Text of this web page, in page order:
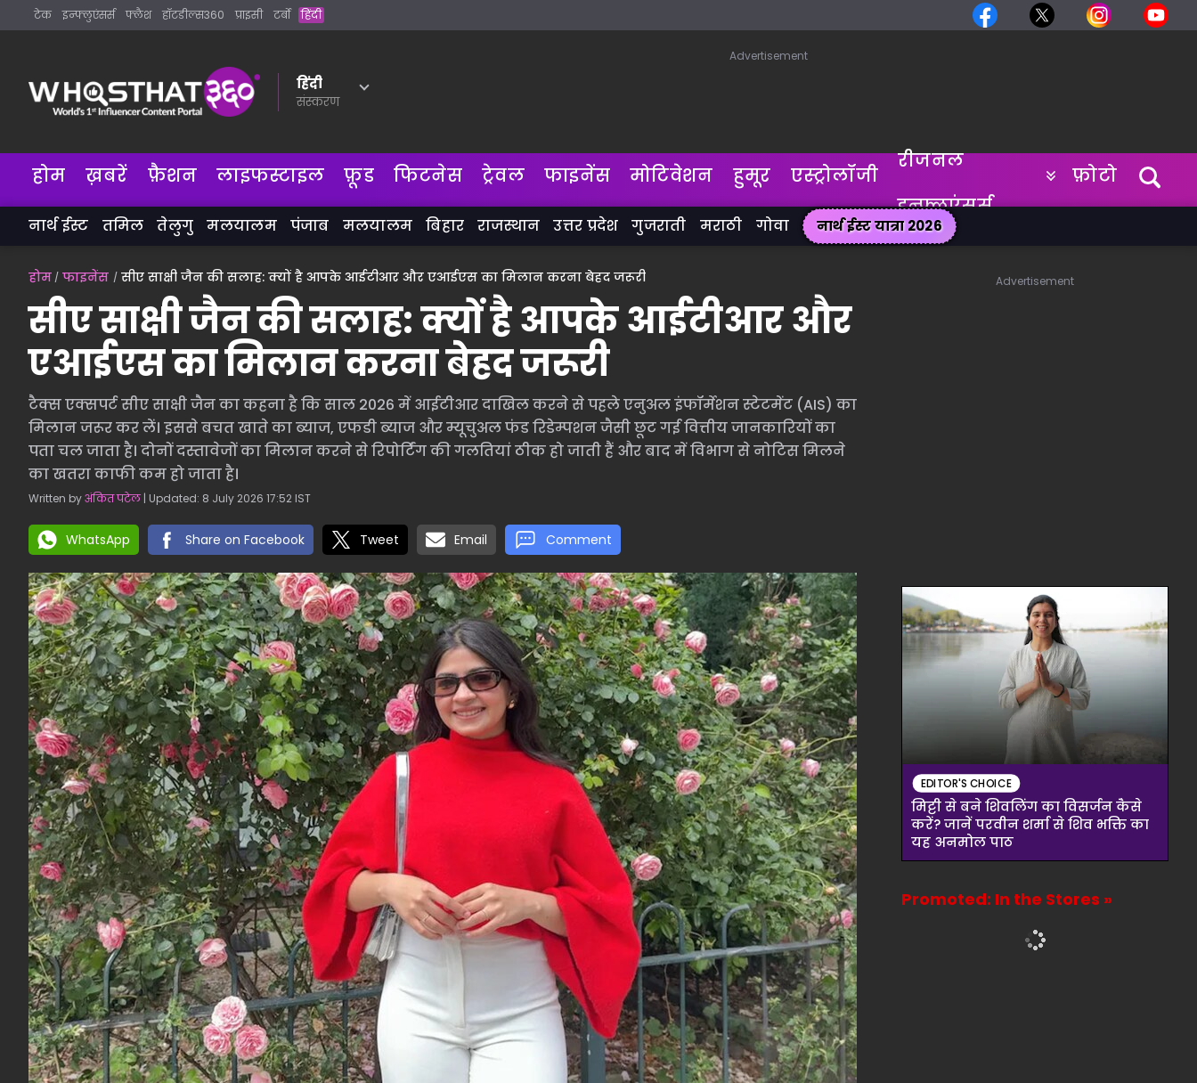
टेक इन्फ्लुएंसर्स फ्लैश हॉटडील्स360 प्राइसी टर्बो हिंदी
हिंदी
संस्करण
Advertisement
होम ख़बरें फ़ैशन लाइफस्टाइल फ़ूड फिटनेस ट्रेवल फाइनेंस मोटिवेशन हुमूर एस्ट्रोलॉजी
रीजनल
इन्फ्लुएंसर्स
फ़ोटो
नार्थ ईस्ट तमिल तेलुगु मलयालम पंजाब मलयालम बिहार राजस्थान उत्तर प्रदेश गुजराती मराठी गोवा नार्थ ईस्ट यात्रा 2026
होम फाइनेंस सीए साक्षी जैन की सलाह: क्यों है आपके आईटीआर और एआईएस का मिलान करना बेहद जरूरी
सीए साक्षी जैन की सलाह: क्यों है आपके आईटीआर और
एआईएस का मिलान करना बेहद जरूरी
टैक्स एक्सपर्ट सीए साक्षी जैन का कहना है कि साल 2026 में आईटीआर दाखिल करने से पहले एनुअल इंफॉर्मेशन स्टेटमेंट (AIS) का
मिलान जरूर कर लें। इससे बचत खाते का ब्याज, एफडी ब्याज और म्यूचुअल फंड रिडेम्पशन जैसी छूट गई वित्तीय जानकारियों का
पता चल जाता है। दोनों दस्तावेजों का मिलान करने से रिपोर्टिंग की गलतियां ठीक हो जाती हैं और बाद में विभाग से नोटिस मिलने
का खतरा काफी कम हो जाता है।
Written byअंकित पटेल | Updated: 8 July 2026 17:52 IST
WhatsApp Share on Facebook Tweet Email Comment
Advertisement
EDITOR'S CHOICE
मिट्टी से बने शिवलिंग का विसर्जन कैसे
करें? जानें परवीन शर्मा से शिव भक्ति का
यह अनमोल पाठ
Promoted: In the Stores »